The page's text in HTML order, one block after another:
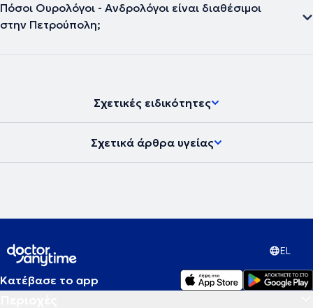
Πόσοι Ουρολόγοι - Ανδρολόγοι είναι διαθέσιμοι
στην Πετρούπολη;
Σχετικές ειδικότητες
Σχετικά άρθρα υγείας
EL
Κατέβασε το app